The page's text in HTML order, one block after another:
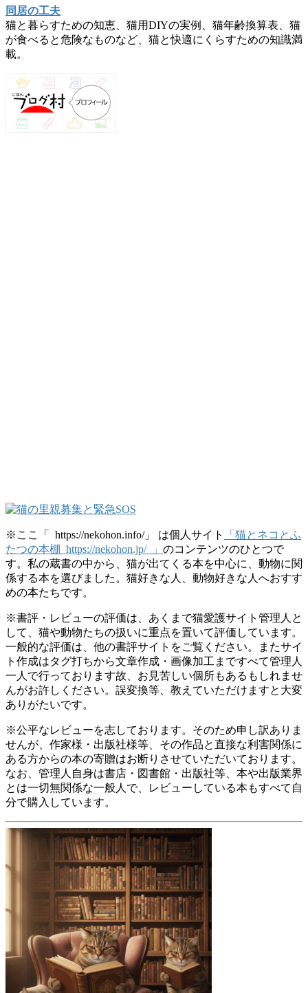
同居の工夫
猫と暮らすための知恵、猫用DIYの実例、猫年齢換算表、猫
が食べると危険なものなど、猫と快適にくらすための知識満
載。
※ここ「 https://nekohon.info/」 は個人サイト
「猫とネコとふ
たつの本棚 https://nekohon.jp/ 」 のコンテンツのひとつで
す。私の蔵書の中から、猫が出てくる本を中心に、動物に関
係する本を選びました。猫好きな人、動物好きな人へおすす
めの本たちです。
※書評・レビューの評価は、あくまで猫愛護サイト管理人と
して、猫や動物たちの扱いに重点を置いて評価しています。
一般的な評価は、他の書評サイトをご覧ください。またサイ
ト作成はタグ打ちから文章作成・画像加工まですべて管理人
一人で行っております故、お見苦しい個所もあるもしれませ
んがお許しください。誤変換等、教えていただけますと大変
ありがたいです。
※公平なレビューを志しております。そのため申し訳ありま
せんが、作家様・出版社様等、その作品と直接な利害関係に
ある方からの本の寄贈はお断りさせていただいております。
なお、管理人自身は書店・図書館・出版社等、本や出版業界
とは一切無関係な一般人で、レビューしている本もすべて自
分で購入しています。